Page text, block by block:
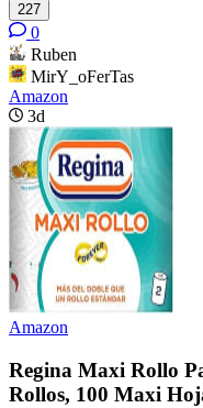
227
0
Ruben
MirY_oFerTas
Amazon
3d
Amazon
Regina Maxi Rollo
Rollos, 100 Maxi